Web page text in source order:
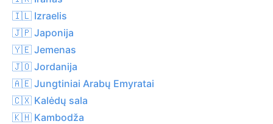
🇮🇱 Izraelis
🇯🇵 Japonija
🇾🇪 Jemenas
🇯🇴 Jordanija
🇦🇪 Jungtiniai Arabų Emyratai
🇨🇽 Kalėdų sala
🇰🇭 Kambodža